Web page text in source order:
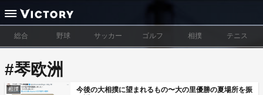
総合 野球 サッカー ゴルフ 相撲 テニス
#琴欧洲
相撲
今後の大相撲に望まれるもの〜大の里優勝の夏場所を振